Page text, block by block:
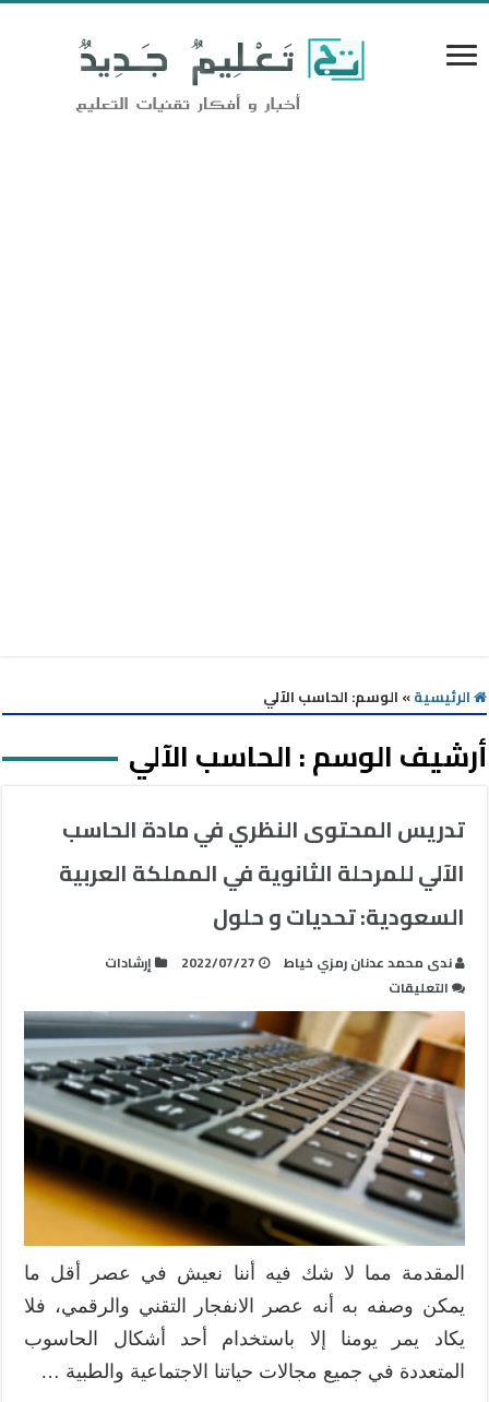
الرئيسية» الوسم: الحاسب الآلي
أرشيف الوسم :الحاسب الآلي
تدريس المحتوى النظري في مادة الحاسب
الآلي للمرحلة الثانوية في المملكة العربية
السعودية: تحديات و حلول
ندى محمد عدنان رمزي خياط 2022/07/27
إرشادات
التعليقات
تدريس
المحتوى
النظري
في
مادة
الحاسب
الآلي
للمرحلة
الثانوية
في
المملكة
العربية
السعودية:
تحديات
و
حلول
المقدمة مما لا شك فيه أننا نعيش في عصر أقل ما
يمكن وصفه به أنه عصر الانفجار التقني والرقمي، فلا
يكاد يمر يومنا إلا باستخدام أحد أشكال الحاسوب
المتعددة في جميع مجالات حياتنا الاجتماعية والطبية …